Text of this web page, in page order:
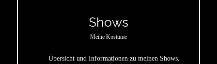
Shows
Meine Kostüme
Übersicht und Informationen zu meinen Shows.